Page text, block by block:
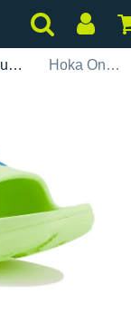
Recuperação Hoka One One Ora Chinelos Atléticos